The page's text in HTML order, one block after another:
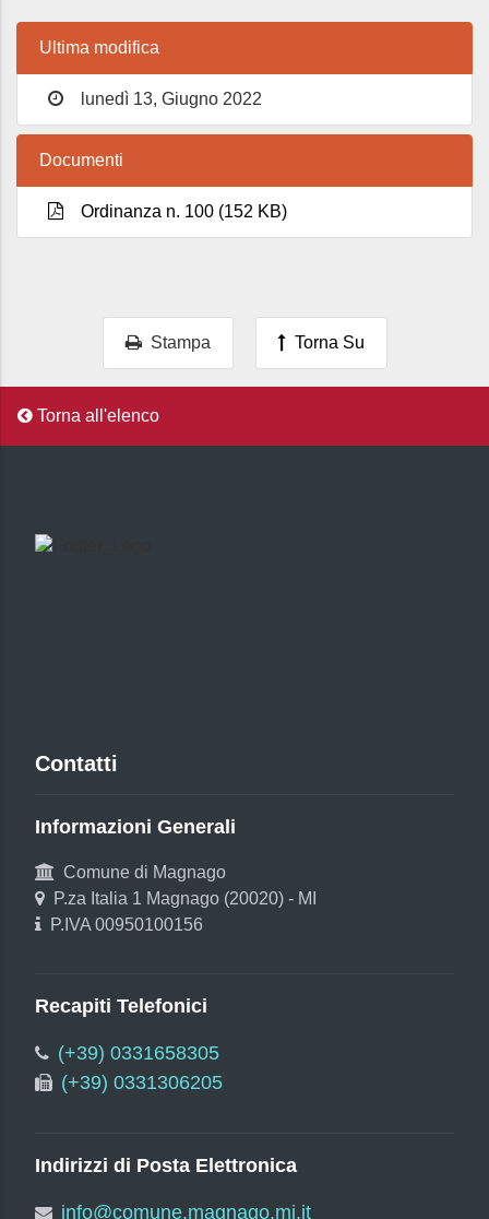
Ultima modifica
lunedì 13, Giugno 2022
Documenti
Ordinanza n. 100 (152 KB)
Stampa Torna Su
Torna all'elenco
Contatti
Informazioni Generali
Comune di Magnago
P.za Italia 1 Magnago (20020) - MI
P.IVA 00950100156
Recapiti Telefonici
(+39) 0331658305
(+39) 0331306205
Indirizzi di Posta Elettronica
info@comune.magnago.mi.it